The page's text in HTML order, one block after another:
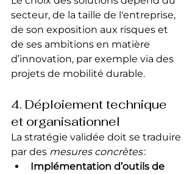
secteur, de la taille de l'entreprise,
de son exposition aux risques et
de ses ambitions en matière
d’innovation, par exemple via des
projets de mobilité durable.
4. Déploiement technique
et organisationnel
La stratégie validée doit se traduire
par des mesures concrètes :
Implémentation d’outils de